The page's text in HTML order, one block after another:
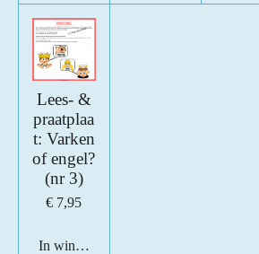
Lees- &
praatplaa
t: Varken
of engel?
(nr 3)
€ 7,95
In winkelwagen